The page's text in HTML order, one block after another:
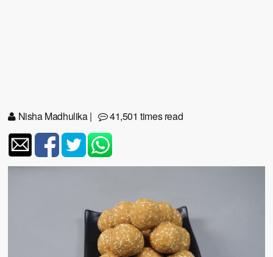
Nisha Madhulika| 41,501 times read